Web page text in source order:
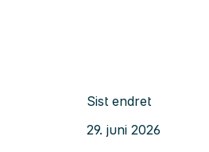
Sist endret
29. juni 2026